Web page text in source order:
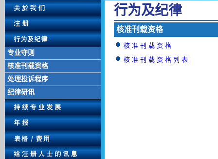
专业守则
核准刊载资格
处理投诉程序
纪律研讯
行 为 及 纪 律
核 准 刊 载 资 格
核 准 刊 载 资 格
核 准 刊 载 资 格 列 表